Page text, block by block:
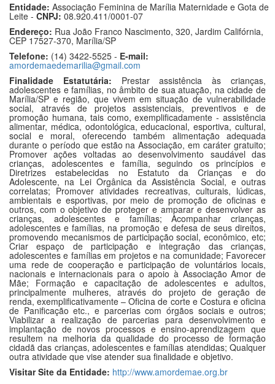
Entidade: Associação Feminina de Marília Maternidade e Gota de
Leite - CNPJ: 08.920.411/0001-07
Endereço: Rua João Franco Nascimento, 320, Jardim Califórnia,
CEP 17527-370, Marília/SP
Telefone: (14) 3422-5525 - E-mail:
amordemaedemarilia@gmail.com
Finalidade Estatutária: Prestar assistência às crianças,
adolescentes e famílias, no âmbito de sua atuação, na cidade de
Marília/SP e região, que vivem em situação de vulnerabilidade
social, através de projetos assistenciais, preventivos e de
promoção humana, tais como, exemplificadamente - assistência
alimentar, médica, odontológica, educacional, esportiva, cultural,
social e moral, oferecendo também alimentação adequada
durante o período que estão na Associação, em caráter gratuito;
Promover ações voltadas ao desenvolvimento saudável das
crianças, adolescentes e família, seguindo os princípios e
Diretrizes estabelecidas no Estatuto da Crianças e do
Adolescente, na Lei Orgânica da Assistência Social, e outras
correlatas; Promover atividades recreativas, culturais, lúdicas,
ambientais e esportivas, por meio de promoção de oficinas e
outros, com o objetivo de proteger e amparar e desenvolver as
crianças, adolescentes e famílias; Acompanhar crianças,
adolescentes e famílias, na promoção e defesa de seus direitos,
promovendo mecanismos de participação social, econômico, etc;
Criar espaço de participação e integração das crianças,
adolescentes e famílias em projetos e na comunidade; Favorecer
uma rede de cooperação e participação de voluntários locais,
nacionais e internacionais para o apoio à Associação Amor de
Mãe; Formação e capacitação de adolescentes e adultos,
principalmente mulheres, através do projeto de geração de
renda, exemplificativamente – Oficina de corte e Costura e oficina
de Panificação etc., e parcerias com órgãos sociais e outros;
Viabilizar a realização de parcerias para desenvolvimento e
implantação de novos processos e ensino-aprendizagem que
resultem na melhoria da qualidade do processo de formação
cidadã das crianças, adolescentes e famílias atendidas; Qualquer
outra atividade que vise atender sua finalidade e objetivo.
Visitar Site da Entidade: http://www.amordemae.org.br